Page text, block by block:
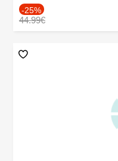
-25%
44.99€